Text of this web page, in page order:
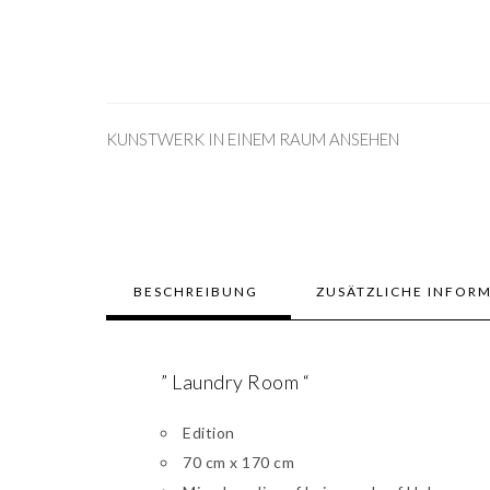
KUNSTWERK IN EINEM RAUM ANSEHEN
BESCHREIBUNG ZUSÄTZLICHE
” Laundry Room “
Edition
70 cm x 170 cm